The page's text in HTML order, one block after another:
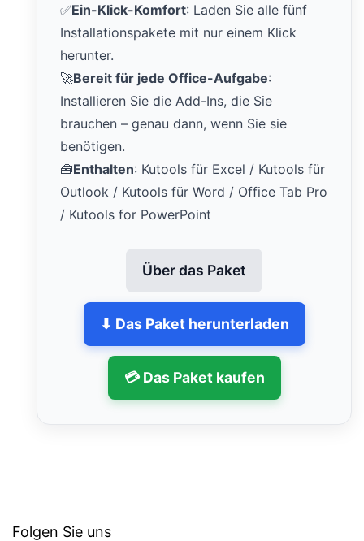
✅Ein-Klick-Komfort: Laden Sie alle fünf
Installationspakete mit nur einem Klick
herunter.
🚀Bereit für jede Office-Aufgabe:
Installieren Sie die Add-Ins, die Sie
brauchen – genau dann, wenn Sie sie
benötigen.
🧰Enthalten: Kutools für Excel / Kutools für
Outlook / Kutools für Word / Office Tab Pro
/ Kutools for PowerPoint
Über das Paket
⬇ Das Paket herunterladen
💳 Das Paket kaufen
Folgen Sie uns